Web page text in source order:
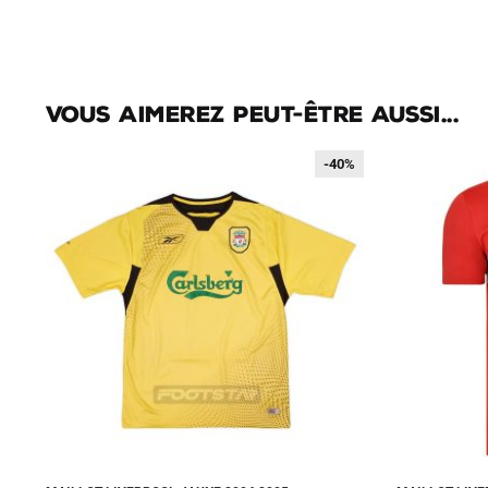
Vous aimerez peut-être aussi...
-40%
-40%